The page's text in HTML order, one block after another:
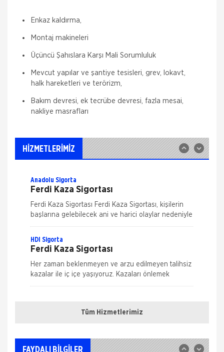
Enkaz kaldırma,
Montaj makineleri
Üçüncü Şahıslara Karşı Mali Sorumluluk
Mevcut yapılar ve şantiye tesisleri, grev, lokavt,
halk hareketleri ve terörizm,
Bakım devresi, ek tecrübe devresi, fazla mesai,
nakliye masrafları
HİZMETLERİMİZ
Zorunlu Deprem Sigortası
Zorunlu bir sigorta olan DASK ile binalardaki,
zararlar güvence altına alınır. Zorunlu Deprem
Allianz ile işyerinizde güven içinde çalışın!
Anadolu Sigorta
Ferdi Kaza Sigortası
Ferdi Kaza Sigortası Ferdi Kaza Sigortası, kişilerin
başlarına gelebilecek ani ve harici olaylar nedeniyle
uğrayabilecekleri bedensel zararları teminat altına
HDI Sigorta
Ferdi Kaza Sigortası
Her zaman beklenmeyen ve arzu edilmeyen talihsiz
kazalar ile iç içe yaşıyoruz. Kazaları önlemek
mümkün ama ne kadar dikkat edersek edelim
Kasko Sigortası
güvence altına alın. Yeni bir dönem başlatan HDI
Tüm Hizmetlerimiz
FAYDALI BİLGİLER
ONLİNE Dask Prim Hesaplama
Trafik Hasarı için Gerekli Bilgiler